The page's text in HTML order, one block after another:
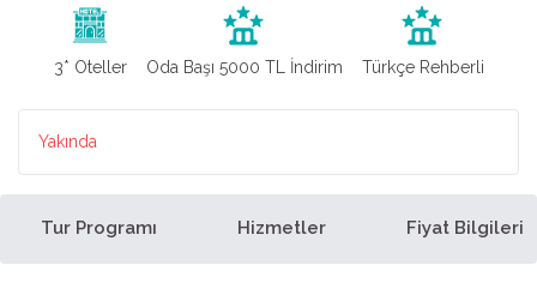
3* Oteller Oda Başı 5000 TL İndirim Türkçe Rehberli
Yakında
Tur Programı Hizmetler Fiyat Bilgileri